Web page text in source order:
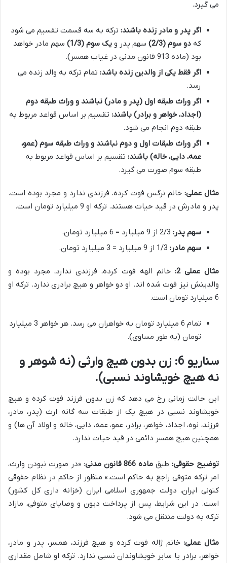
می گیرد.
اگر پدر و مادر زنده باشند: ترکه به سه قسمت تقسیم می شود
که دو سوم (2/3) سهم پدر و یک سوم (1/3)
سهم مادر خواهد
بود (ماده 913 قانون مدنی در غیاب همسر).
اگر فقط یکی از والدین زنده باشد: تمام ترکه به والد زنده می
رسد.
اگر وراث طبقه اول (پدر و مادر) نباشند و وراث طبقه دوم
(اجداد، خواهر و برادر) باشند: تقسیم بر اساس قواعد مربوط به
طبقه دوم انجام می شود.
اگر وراث طبقات اول و دوم نباشند و وراث طبقه سوم (عمو،
عمه، دایی، خاله) باشند: تقسیم بر اساس قواعد مربوط به
طبقه سوم صورت می گیرد.
مثال عملی: خانم نرگس فوت کرده، فرزندی ندارد و مجرد بوده است.
پدر و مادرش در قید حیات هستند. ترکه او 9 میلیارد تومان است.
سهم پدر:
سهم مادر:
مثال عملی 2:
خانم الهه فوت کرده، فرزندی ندارد، مجرد بوده و
والدینش نیز فوت شده اند. او دو خواهر و هیچ برادری ندارد. ترکه او
6 میلیارد تومان است.
تمام 6 میلیارد تومان به خواهران می رسد. هر خواهر 3 میلیارد
تومان (به طور مساوی).
سناریو 6: زن بدون هیچ وارثی (نه شوهر و
نه هیچ خویشاوند نسبی).
این حالت زمانی رخ می دهد که زن بدون فرزند فوت کرده و هیچ
خویشاوند نسبی در هیچ یک از طبقات سه گانه ارث (پدر، مادر،
فرزند، نوه، اجداد، خواهر، برادر، عمو، عمه، دایی، خاله و اولاد آن ها) و
همچنین هیچ همسر دائمی در قید حیات ندارد.
توضیح حقوقی:طبق ماده 866 قانون مدنی
: «در صورت نبودن وارث،
امر ترکه متوفی راجع به حاکم است.» منظور از حاکم در نظام حقوقی
کنونی ایران، دولت جمهوری اسلامی ایران (خزانه داری کل کشور)
است. در این شرایط، پس از پرداخت دیون و وصایای متوفی، مازاد
ترکه به دولت منتقل می شود.
مثال عملی:خانم ژاله فوت کرده و هیچ فرزند، همسر، پدر و مادر،
خواهر، برادر یا سایر خویشاوندان نسبی ندارد. ترکه او شامل مقداری